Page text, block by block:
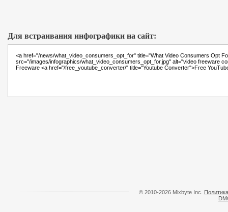
Для встраивания инфографики на сайт:
© 2010-2026 Mixbyte Inc.